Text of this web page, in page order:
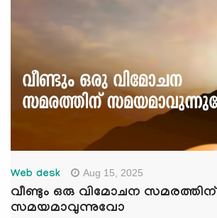
Web desk Aug 15, 2025
വീണ്ടും ഒരു വിമോചന സമരത്തിന്
സമയമാവുന്നുവോ